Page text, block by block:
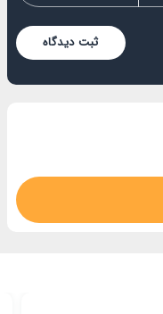
ثبت دیدگاه